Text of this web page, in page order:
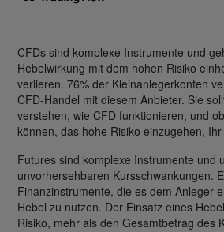
CFDs sind komplexe Instrumente und
Hebelwirkung mit dem hohen Risiko
verlieren. 76% der Kleinanlegerkonten
CFD-Handel mit diesem Anbieter. Sie
verstehen, wie CFD funktionieren, und
können, das hohe Risiko einzugehen,
Futures sind komplexe Instrumente und
unvorhersehbaren Kursschwankungen.
Finanzinstrumente, die es dem Anleger
Hebel zu nutzen. Der Einsatz eines
Risiko, mehr als den Gesamtbetrag des